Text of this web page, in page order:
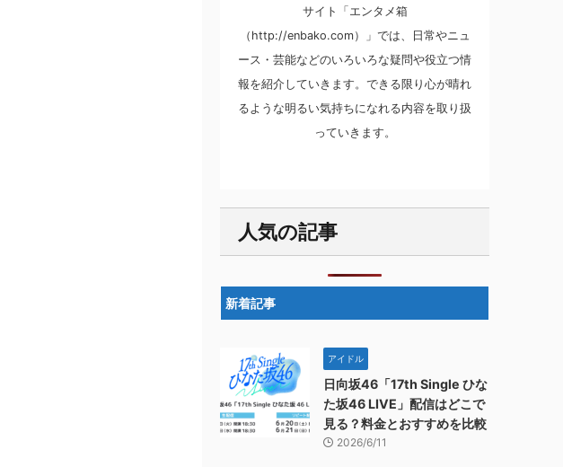
サイト「エンタメ箱
（http://enbako.com）」では、日常やニュ
ース・芸能などのいろいろな疑問や役立つ情
報を紹介していきます。できる限り心が晴れ
るような明るい気持ちになれる内容を取り扱
っていきます。
人気の記事
新着記事
アイドル
日向坂46「17th Single ひな
た坂46 LIVE」配信はどこで
見る？料金とおすすめを比較
2026/6/11